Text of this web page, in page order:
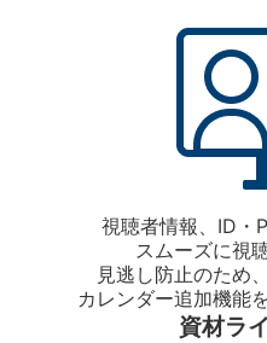
視聴者情報、ID・
スムーズに視
見逃し防止のため
カレンダー追加機能
資材ラ